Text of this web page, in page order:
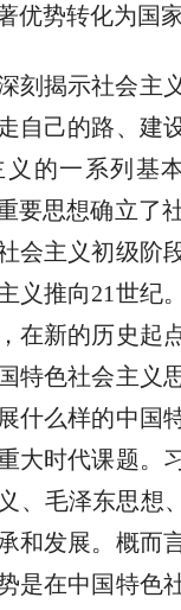
优势转化为国
刻揭示社会主
自己的路、建
的一系列基
要思想确立了
会主义初级阶
义推向21世纪
在新的历史起
特色社会主义
什么样的中国
大时代课题。
、毛泽东思想
和发展。概而
是在中国特色